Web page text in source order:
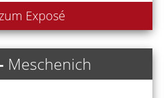
Exposé
Meschenich